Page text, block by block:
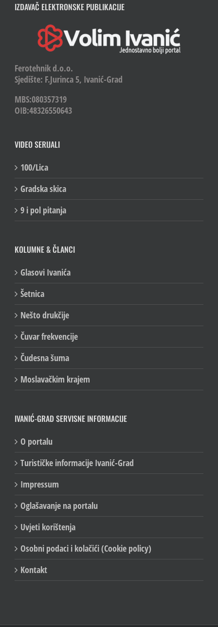
IZDAVAČ ELEKTRONSKE PUBLIKACIJE
Ferotehnik d.o.o.
Sjedište: F.Jurinca 5, Ivanić-Grad
MBS:080357319
OIB:48326550643
VIDEO SERIJALI
100/Lica
Gradska skica
9 i pol pitanja
KOLUMNE & ČLANCI
Glasovi Ivanića
Šetnica
Nešto drukčije
Čuvar frekvencije
Čudesna šuma
Moslavačkim krajem
IVANIĆ-GRAD SERVISNE INFORMACIJE
O portalu
Turističke informacije Ivanić-Grad
Impressum
Oglašavanje na portalu
Uvjeti korištenja
Osobni podaci i kolačići (Cookie policy)
Kontakt